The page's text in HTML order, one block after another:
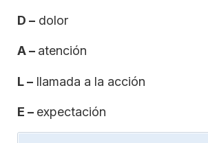
D – dolor
A – atención
L – llamada a la acción
E – expectación